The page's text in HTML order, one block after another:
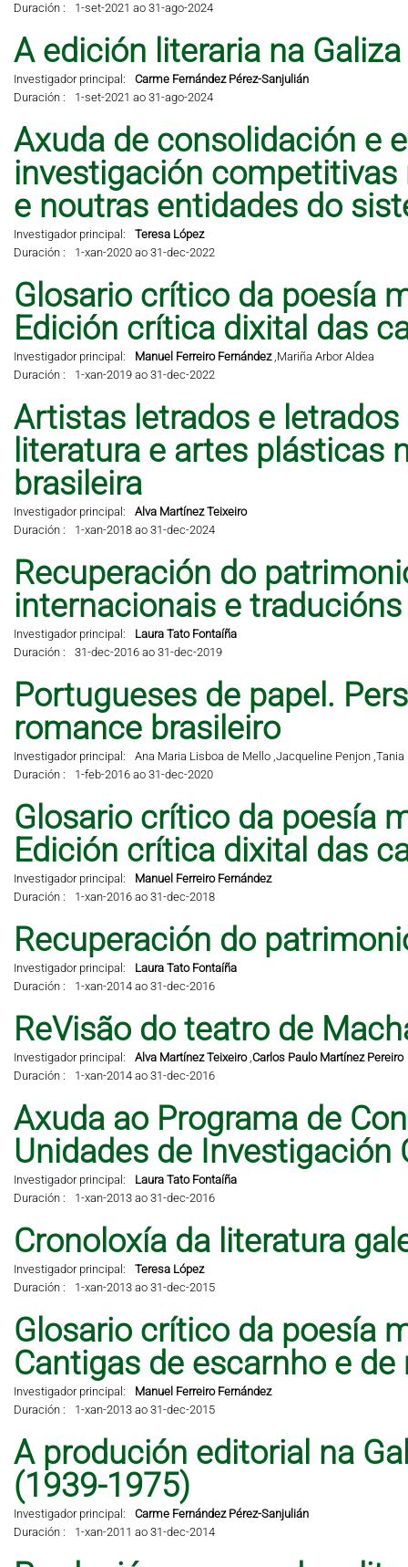
Duración :
1-set-2021 ao 31-ago-2024
A edición literaria na
Investigador principal:
Carme Fernández Pérez-Sanjulián
Duración :
1-set-2021 ao 31-ago-2024
Axuda de consolidación e
investigación competitivas
e noutras entidades do
Investigador principal:
Teresa López
Duración :
1-xan-2020 ao 31-dec-2022
Glosario crítico da poesía
Edición crítica dixital das
Investigador principal: Manuel Ferreiro Fernández,Mariña Arbor Aldea
Duración :
1-xan-2019 ao 31-dec-2022
Artistas letrados e
literatura e artes plásticas
brasileira
Investigador principal:
Alva Martínez Teixeiro
Duración :
1-xan-2018 ao 31-dec-2024
Recuperación do
internacionais e traducións
Investigador principal:
Laura Tato Fontaíña
Duración :
31-dec-2016 ao 31-dec-2019
Portugueses de papel.
romance brasileiro
Investigador principal: Ana Maria Lisboa de Mello ,Jacqueline Penjon ,Tania
Duración :
1-feb-2016 ao 31-dec-2020
Glosario crítico da poesía
Edición crítica dixital das
Investigador principal:
Manuel Ferreiro Fernández
Duración :
1-xan-2016 ao 31-dec-2018
Recuperación do
Investigador principal:
Laura Tato Fontaíña
Duración :
1-xan-2014 ao 31-dec-2016
ReVisão do teatro de
Investigador principal: Alva Martínez Teixeiro,Carlos Paulo Martínez Pereiro
Duración :
1-xan-2014 ao 31-dec-2016
Axuda ao Programa de
Unidades de Investigación
Investigador principal:
Laura Tato Fontaíña
Duración :
1-xan-2013 ao 31-dec-2016
Cronoloxía da literatura
Investigador principal:
Teresa López
Duración :
1-xan-2013 ao 31-dec-2015
Glosario crítico da poesía
Cantigas de escarnho e de
Investigador principal:
Manuel Ferreiro Fernández
Duración :
1-xan-2013 ao 31-dec-2015
A produción editorial na
(1939-1975)
Investigador principal:
Carme Fernández Pérez-Sanjulián
Duración :
1-xan-2011 ao 31-dec-2014